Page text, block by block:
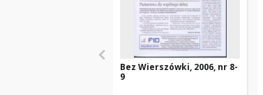
Bez Wierszówki, 2006, nr 8-
9